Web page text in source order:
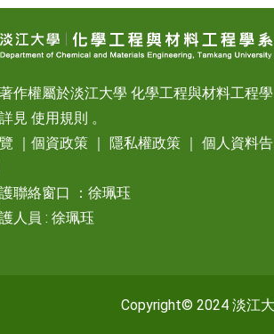
作權屬於淡江大學 化學工程與材料工程學
見 使用規則 。
個資政策 隱私權政策
個人資料告
聯絡窗口 ：徐珮珏
人員 : 徐珮珏
Copyright© 2024 淡江